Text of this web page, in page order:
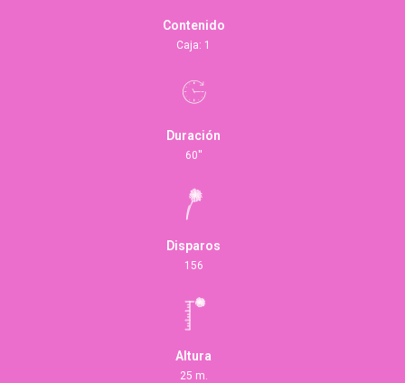
Contenido
Caja: 1
Duración
60''
Disparos
156
Altura
25 m.